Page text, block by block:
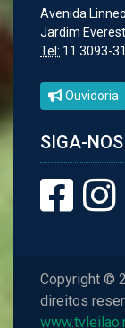
Avenida
Jardim
Tel: 11 3093-
Ouvidoria
SIGA-NOS
Copyright ©
direitos